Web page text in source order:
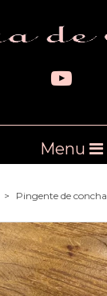
Menu
Pingente de concha